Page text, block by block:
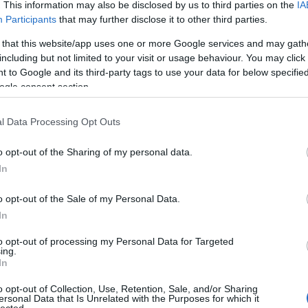
This information may also be disclosed by us to third parties on the
Participants that may further disclose it to other third parties.
that this website/app uses one or more Google services and may
but not limited to your visit or usage behaviour. You may
to Google and its third-party tags to use your data for below
consent section.
Data Processing Opt Outs
opt-out of the Sharing of my personal data.
opt-out of the Sale of my Personal Data.
opt-out of processing my Personal Data for Targeted
opt-out of Collection, Use, Retention, Sale, and/or Sharing
Data that Is Unrelated with the Purposes for which it
A
Tokió
létezett
A
A
Egy
A
Kié